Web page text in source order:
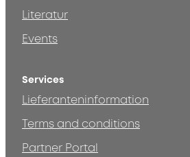
Literatur
Events
Services
Lieferanteninformation
Terms and conditions
Partner Portal